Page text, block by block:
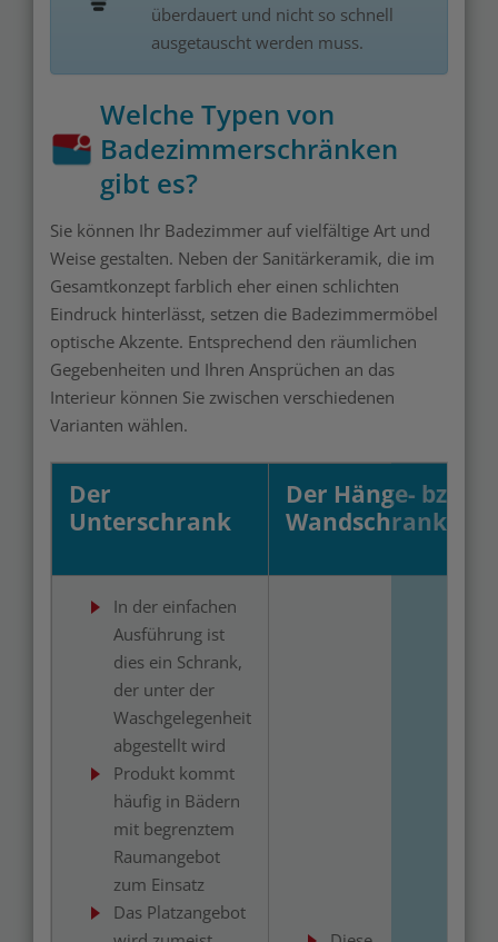
überdauert und nicht so schnell
ausgetauscht werden muss.
Welche Typen von
Badezimmerschränken
gibt es?
Sie können Ihr Badezimmer auf vielfältige Art und
Weise gestalten. Neben der Sanitärkeramik, die im
Gesamtkonzept farblich eher einen schlichten
Eindruck hinterlässt, setzen die Badezimmermöbel
optische Akzente. Entsprechend den räumlichen
Gegebenheiten und Ihren Ansprüchen an das
Interieur können Sie zwischen verschiedenen
Varianten wählen.
Der
Unterschrank
Der Hänge- bzw.
Wandschrank
In der einfachen
Ausführung ist
dies ein Schrank,
der unter der
Waschgelegenheit
abgestellt wird
Produkt kommt
häufig in Bädern
mit begrenztem
Raumangebot
zum Einsatz
Das Platzangebot